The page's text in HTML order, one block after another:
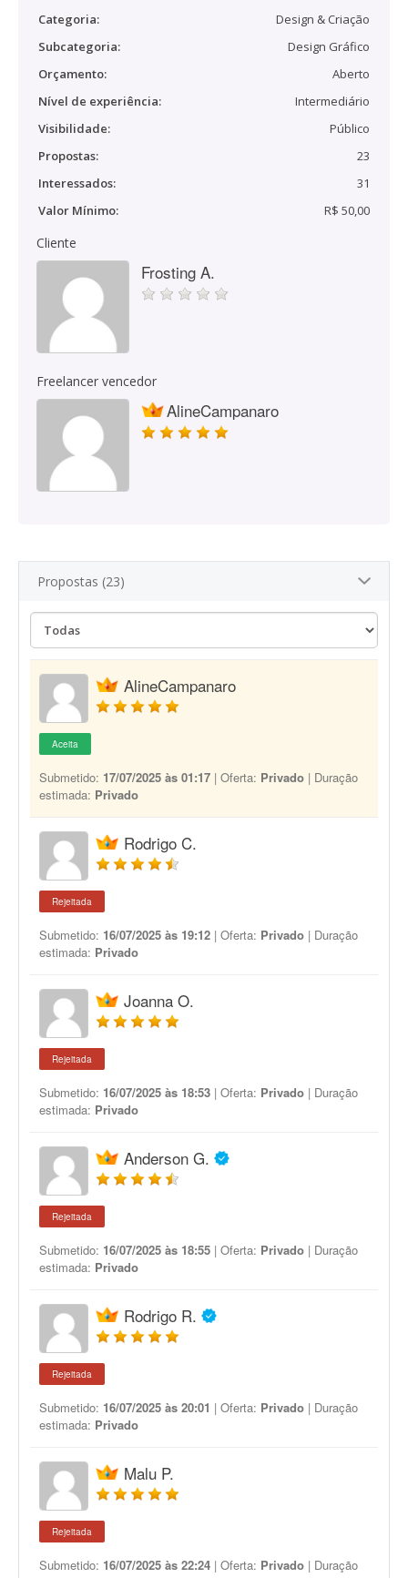
Categoria:
Design & Criação
Subcategoria:
Design Gráfico
Orçamento:
Aberto
Nível de experiência:
Intermediário
Visibilidade:
Público
Propostas:
23
Interessados:
31
Valor Mínimo:
R$ 50,00
Cliente
Frosting A.
Freelancer vencedor
AlineCampanaro
Propostas (23)
AlineCampanaro
Aceita
Submetido: 17/07/2025 às 01:17 | Oferta: Privado | Duração
estimada: Privado
Rodrigo C.
Rejeitada
Submetido: 16/07/2025 às 19:12 | Oferta: Privado | Duração
estimada: Privado
Joanna O.
Rejeitada
Submetido: 16/07/2025 às 18:53 | Oferta: Privado | Duração
estimada: Privado
Anderson G.
Rejeitada
Submetido: 16/07/2025 às 18:55 | Oferta: Privado | Duração
estimada: Privado
Rodrigo R.
Rejeitada
Submetido: 16/07/2025 às 20:01 | Oferta: Privado | Duração
estimada: Privado
Malu P.
Rejeitada
Submetido: 16/07/2025 às 22:24 | Oferta: Privado | Duração